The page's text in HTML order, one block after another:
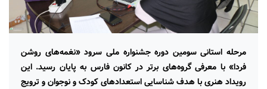
مرحله استانی سومین دوره جشنواره ملی سرود «نغمه‌های روشن
فردا» با معرفی گروه‌های برتر در کانون فارس به پایان رسید. این
رویداد هنری با هدف شناسایی استعدادهای کودک و نوجوان و ترویج